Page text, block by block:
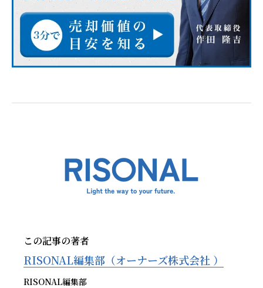
この記事の著者
RISONAL編集部（オーナーズ株式会社 ）
RISONAL編集部